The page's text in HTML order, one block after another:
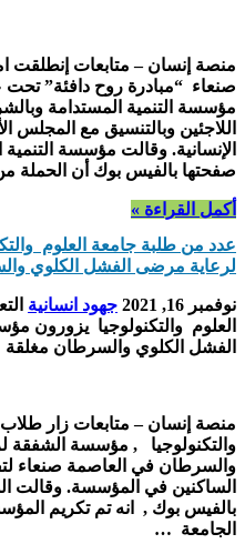
منصة إنسان – متابعات إنطلقت
صنعاء “مبادرة روح دافئة”
مؤسسة التنمية المستدامة
اللاجئين وبالتنسيق مع المجلس
الإنسانية. وقالت مؤسسة
صفحتها بالفيس بوك أن الحملة
أكمل القراءة »
عدد من طلبة جامعة العلوم
لرعاية مرضى الفشل الكلوي
نوفمبر 16, 2021 جهود انسانية
العلوم والتكنولوجيا يزورون
الفشل الكلوي والسرطان مغلقة
منصة إنسان – متابعات زار
والتكنولوجيا , مؤسسة الشفقة
والسرطان في العاصمة صنعاء
الساكنين في المؤسسة. وقالت
بالفيس بوك , انه تم تكريم
الجامعة …